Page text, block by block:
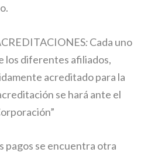
:Cada uno
los diferentes afiliados,
acreditado para la
se hará ante el
pagos se encuentra otra